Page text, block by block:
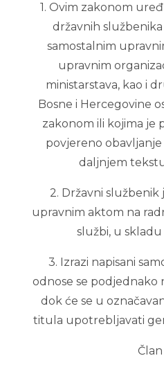
1. Ovim zakonom
državnih
samostalnim
upravnim
ministarstava, kao i
Bosne i Hercegovine
zakonom ili kojima je
povjereno
daljnjem
2. Državni
upravnim aktom na
službi, u skladu
3. Izrazi napisani
odnose se podjednako
dok će se u
titula upotrebljavati